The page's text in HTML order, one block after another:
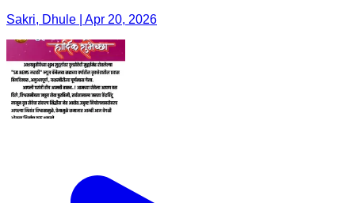
Sakri, Dhule | Apr 20, 2026